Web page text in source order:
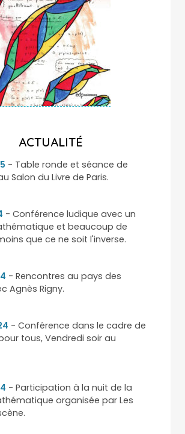
ACTUALITÉ
- Table ronde et séance de
Salon du Livre de Paris.
- Conférence ludique avec un
et beaucoup de
que ce ne soit l'inverse.
- Rencontres au pays des
Agnès Rigny.
- Conférence dans le cadre de
tous, Vendredi soir au
- Participation à la nuit de la
organisée par Les